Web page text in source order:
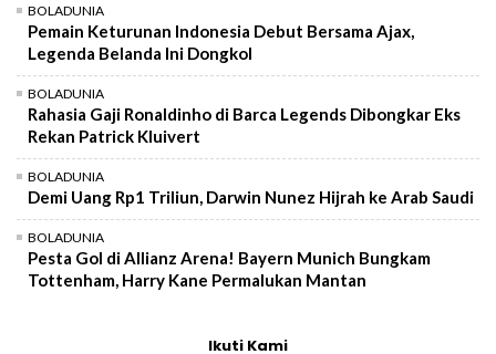
BOLADUNIA
Pemain Keturunan Indonesia Debut Bersama Ajax,
Legenda Belanda Ini Dongkol
BOLADUNIA
Rahasia Gaji Ronaldinho di Barca Legends Dibongkar Eks
Rekan Patrick Kluivert
BOLADUNIA
Demi Uang Rp1 Triliun, Darwin Nunez Hijrah ke Arab Saudi
BOLADUNIA
Pesta Gol di Allianz Arena! Bayern Munich Bungkam
Tottenham, Harry Kane Permalukan Mantan
Ikuti Kami